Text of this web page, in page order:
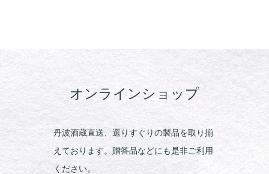
オンラインショップ
丹波酒蔵直送、選りすぐりの製品を取り揃
えております。贈答品などにも是非ご利用
ください。